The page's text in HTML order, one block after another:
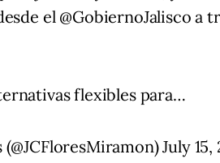
el @GobiernoJalisco a
flexibles para…
July 15,